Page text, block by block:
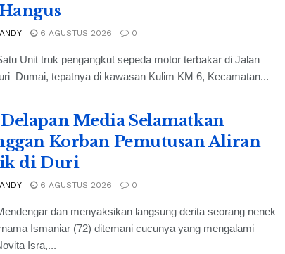
6 AGUSTUS 2026 0
Unit truk pengangkut sepeda motor terbakar di Jalan
tepatnya di kawasan Kulim KM 6, Kecamatan...
Media Selamatkan
Korban Pemutusan Aliran
di Duri
6 AGUSTUS 2026 0
dan menyaksikan langsung derita seorang nenek
Ismaniar (72) ditemani cucunya yang mengalami
Isra,...